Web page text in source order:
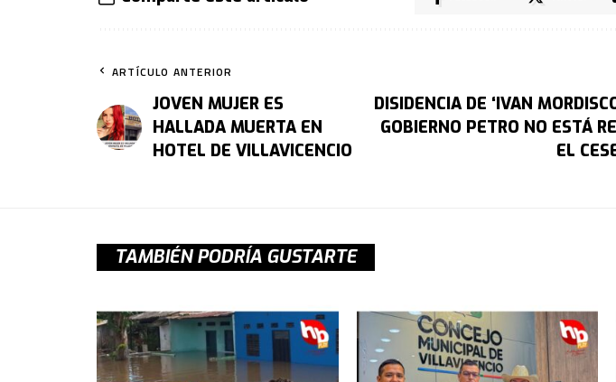
ARTÍCULO ANTERIOR
JOVEN MUJER ES
HALLADA MUERTA EN
HOTEL DE VILLAVICENCIO
DISIDENCIA DE ‘IVAN
GOBIERNO PETRO NO ESTÁ
EL
TAMBIÉN PODRÍA GUSTARTE